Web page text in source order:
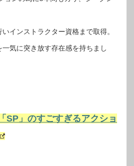
インストラクター資格まで取得。
気に突き放す存在感を持ちまし
SP」のすごすぎるアクショ